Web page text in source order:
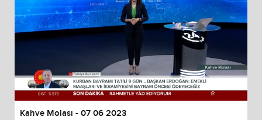
Kahve Molası - 07 06 2023